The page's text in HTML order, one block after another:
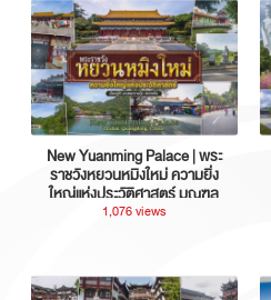
New Yuanming Palace | พระ
ราชวังหยวนหมิงใหม่ ความยิ่ง
ใหญ่แห่งประวัติศาสตร์ มณฑล
กวางตุ้ง ประเทศจีน
1,076 views